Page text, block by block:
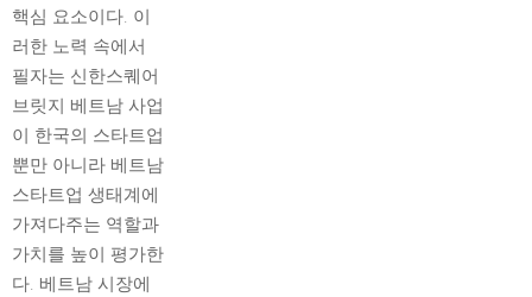
핵심 요소이다. 이
러한 노력 속에서
필자는 신한스퀘어
브릿지 베트남 사업
이 한국의 스타트업
뿐만 아니라 베트남
스타트업 생태계에
가져다주는 역할과
가치를 높이 평가한
다. 베트남 시장에